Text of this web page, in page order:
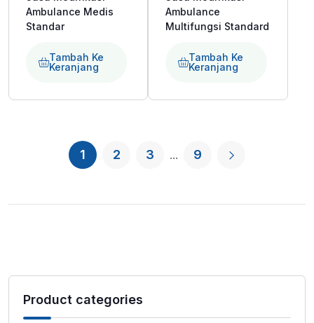
Product categories
Ambulance Medis
Standar
Tambah Ke
Keranjang
adalah:
Ambulance
Multifungsi Standard
Tambah Ke
Keranjang
1 2 3 ... 9